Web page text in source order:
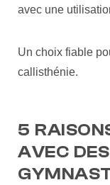
avec une
Un choix fiable
callisthénie.
5
AVEC